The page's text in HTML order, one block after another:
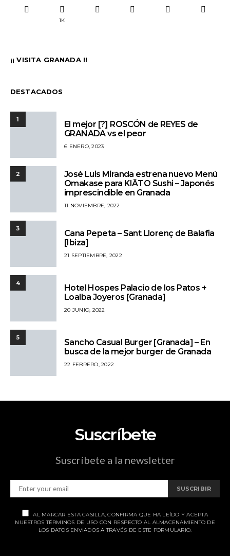
1K
¡¡ VISITA GRANADA !!
DESTACADOS
1
El mejor [?] ROSCÓN de REYES de
GRANADA vs el peor
6 ENERO, 2023
2
José Luis Miranda estrena nuevo Menú
Omakase para KIĀTO Sushi – Japonés
imprescindible en Granada
11 NOVIEMBRE, 2022
3
Cana Pepeta – Sant Llorenç de Balafia
[Ibiza]
21 SEPTIEMBRE, 2022
4
Hotel Hospes Palacio de los Patos +
Loalba Joyeros [Granada]
20 JUNIO, 2022
5
Sancho Casual Burger [Granada] – En
busca de la mejor burger de Granada
22 FEBRERO, 2022
Suscríbete
Suscríbete a la newsletter
SUSCRIBIR
AL MARCAR ESTA CASILLA, CONFIRMA QUE HA LEÍDO Y ACEPTA
NUESTROS TÉRMINOS DE USO CON RESPECTO AL ALMACENAMIENTO DE
LOS DATOS ENVIADOS A TRAVÉS DE ESTE FORMULARIO.